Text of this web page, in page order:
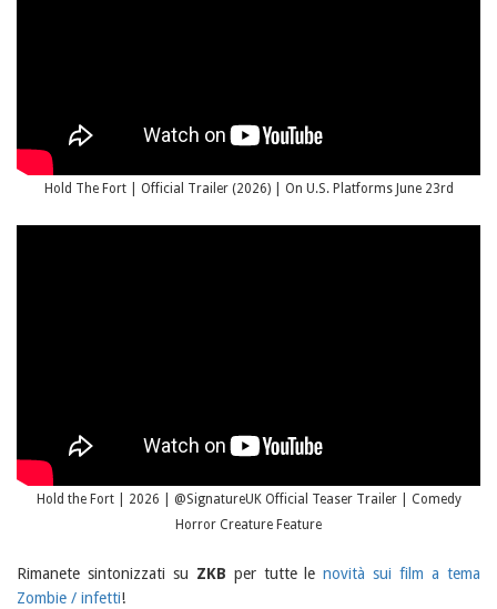
Hold The Fort | Official Trailer (2026) | On U.S. Platforms June 23rd
Hold the Fort | 2026 | ‪@SignatureUK‬ Official Teaser Trailer | Comedy
Horror Creature Feature
Rimanete sintonizzati su ZKB per tutte lenovità sui film a tema
Zombie / infetti!